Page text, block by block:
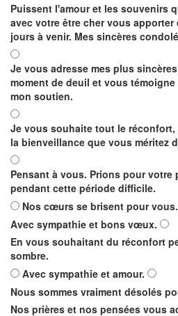
Puissent l'amour et les souvenirs
avec votre être cher vous
jours à venir. Mes sincères
Je vous adresse mes plus
moment de deuil et vous
mon soutien.
Je vous souhaite tout le
la bienveillance que vous méritez
Pensant à vous. Prions pour
pendant cette période difficile.
Nos cœurs se brisent pour vous.
Avec sympathie et bons vœux.
En vous souhaitant du réconfort
sombre.
Avec sympathie et amour.
Nous sommes vraiment désolés
Nos prières et nos pensées vous